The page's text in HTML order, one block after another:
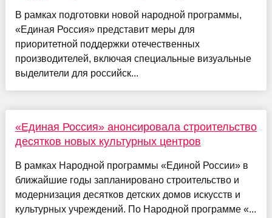
В рамках подготовки новой народной программы,
«Единая Россия» представит меры для
приоритетной поддержки отечественных
производителей, включая специальные визуальные
выделители для российск...
«Единая Россия» анонсировала строительство
десятков новых культурных центров
В рамках Народной программы «Единой России» в
ближайшие годы запланировано строительство и
модернизация десятков детских домов искусств и
культурных учреждений. По Народной программе «...